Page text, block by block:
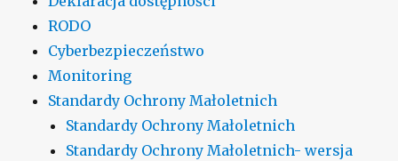
RODO
Cyberbezpieczeństwo
Monitoring
Standardy Ochrony Małoletnich
Standardy Ochrony Małoletnich
Standardy Ochrony Małoletnich- wersja